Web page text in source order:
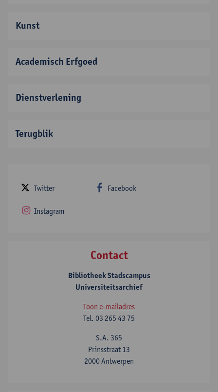
Kunst
Academisch Erfgoed
Dienstverlening
Terugblik
Twitter Facebook
Instagram
Contact
Bibliotheek Stadscampus
Universiteitsarchief
Toon e-mailadres
Tel. 03 265 43 75
S.A. 365
Prinsstraat 13
2000 Antwerpen